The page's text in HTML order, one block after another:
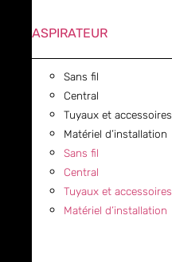
ASPIRATEUR
Sans fil
Central
Tuyaux et accessoires
Matériel d’installation
Sans fil
Central
Tuyaux et accessoires
Matériel d’installation